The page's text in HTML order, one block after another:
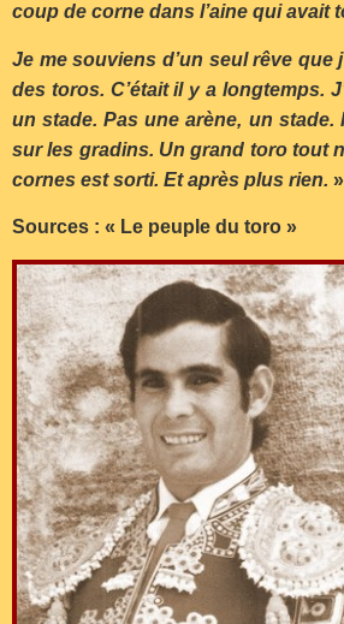
coup de corne dans l’aine qui avait
Je me souviens d’un seul rêve que
des toros. C’était il y a longtemps.
un stade. Pas une arène, un stade.
sur les gradins. Un grand toro tout
cornes est sorti. Et après plus rien. »
Sources : « Le peuple du toro »